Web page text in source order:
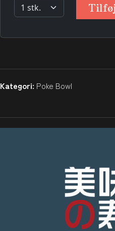
Kategori: Poke Bowl